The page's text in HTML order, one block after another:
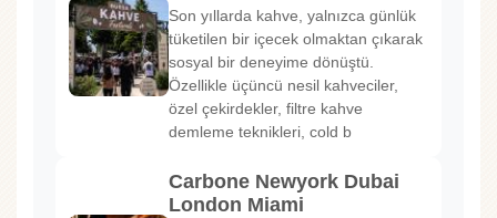
Son yıllarda kahve, yalnızca günlük
tüketilen bir içecek olmaktan çıkarak
sosyal bir deneyime dönüştü.
Özellikle üçüncü nesil kahveciler,
özel çekirdekler, filtre kahve
demleme teknikleri, cold b
Carbone Newyork Dubai
London Miami